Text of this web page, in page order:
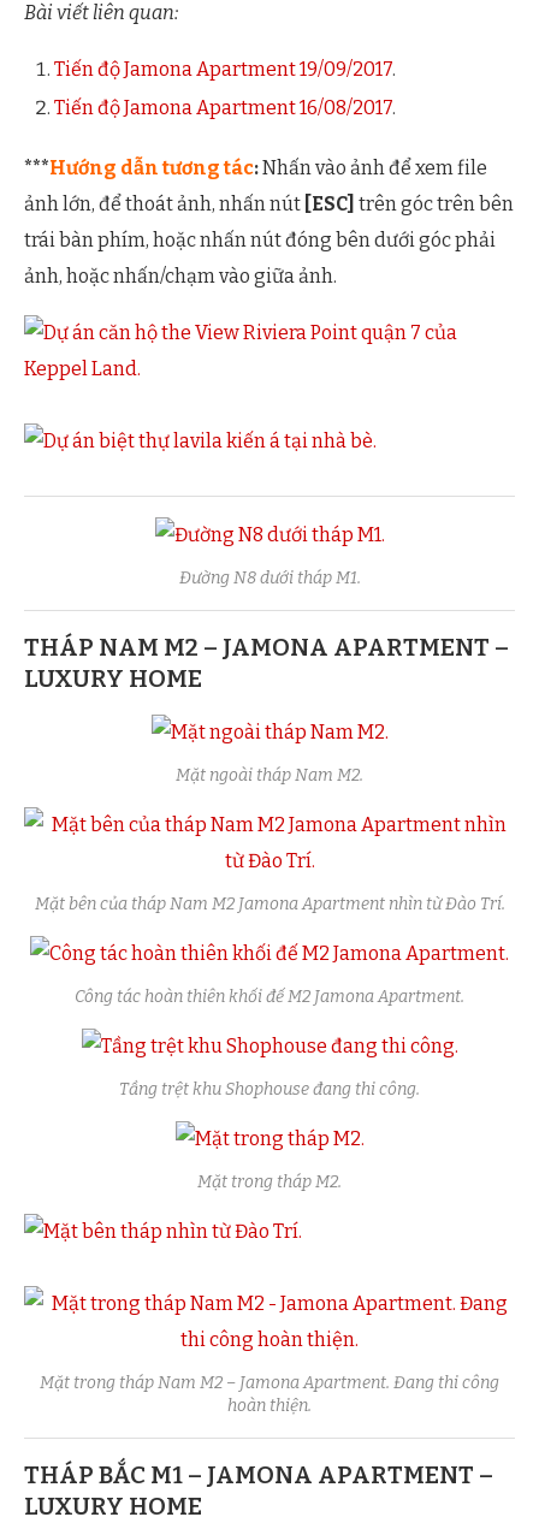
Bài viết liên quan:
Tiến độ Jamona Apartment 19/09/2017.
Tiến độ Jamona Apartment 16/08/2017.
***Hướng dẫn tương tác:Nhấn vào ảnh để xem file
ảnh lớn, để thoát ảnh, nhấn nút [ESC] trên góc trên bên
trái bàn phím, hoặc nhấn nút đóng bên dưới góc phải
ảnh, hoặc nhấn/chạm vào giữa ảnh.
Đường N8 dưới tháp M1.
THÁP NAM M2 – JAMONA APARTMENT –
LUXURY HOME
Mặt ngoài tháp Nam M2.
Mặt bên của tháp Nam M2 Jamona Apartment nhìn từ Đào Trí.
Công tác hoàn thiên khối đế M2 Jamona Apartment.
Tầng trệt khu Shophouse đang thi công.
Mặt trong tháp M2.
Mặt trong tháp Nam M2 – Jamona Apartment. Đang thi công
hoàn thiện.
THÁP BẮC M1 – JAMONA APARTMENT –
LUXURY HOME